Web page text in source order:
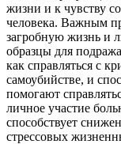
жизни и к чувству
человека. Важным
загробную жизнь и
образцы для
как справляться с
самоубийстве, и
помогают
личное участие
способствует
стрессовых